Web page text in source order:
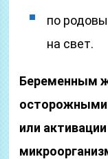
по
на свет.
Беременным
осторожными
или